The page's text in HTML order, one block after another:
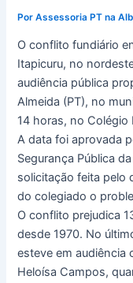
PorAssessoria PT na
O conflito fundiário
Itapicuru, no
audiência pública
Almeida (PT), no
14 horas, no Colégio
A data foi aprovada
Segurança Pública
solicitação feita pelo
do colegiado o
O conflito prejudica
desde 1970. No
esteve em audiência
Heloísa Campos,